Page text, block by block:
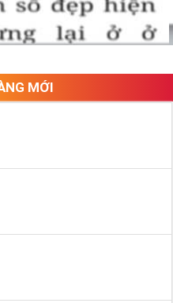
Sim Tứ Quý 2 là bạn vào
“
Sim giảm giá
“ ở ngay đầu
đại lý giảm giá vì một số lý
Tứ Quý 2 có cũng thể tham
Sim Tứ Quý Giữa
MỚI